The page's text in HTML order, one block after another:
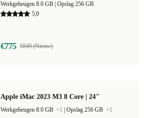
Opslag 256 GB
5,0
€775 €849 (Nieuw)
Apple iMac 2023 M3 8 Core | 24"
Werkgeheugen 8.0 GB +1 Opslag 256 GB +1